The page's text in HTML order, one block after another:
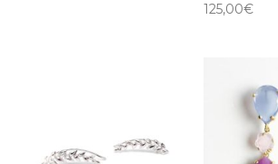
125,00€